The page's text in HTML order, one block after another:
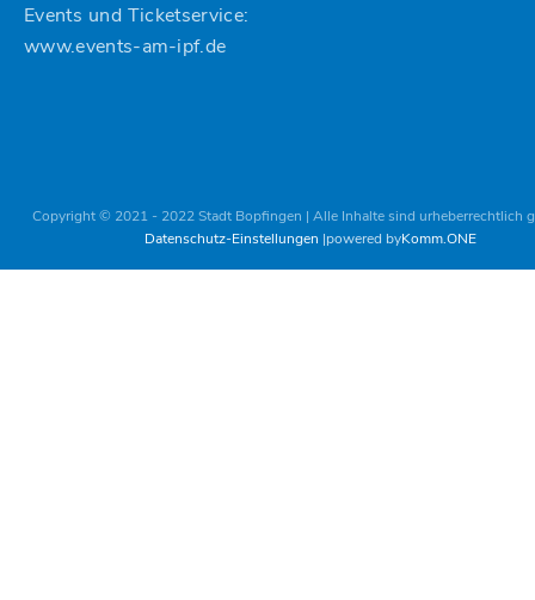
Events und Ticketservice:
www.events-am-ipf.de
Copyright © 2021 - 2022 Stadt Bopfingen | Alle Inhalte sind urheberrechtlich
Datenschutz-Einstellungen powered byKomm.ONE